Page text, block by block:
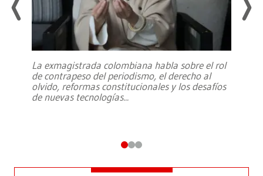
La exmagistrada colombiana habla sobre el rol
de contrapeso del periodismo, el derecho al
olvido, reformas constitucionales y los desafíos
de nuevas tecnologías...